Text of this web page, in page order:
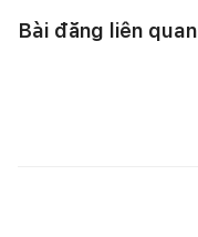
Bài đăng liên quan